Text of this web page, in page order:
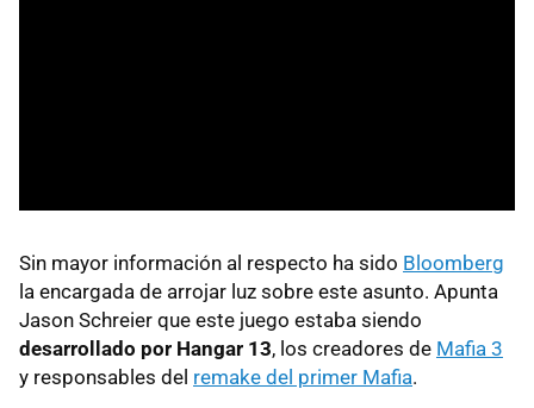
Sin mayor información al respecto ha sido Bloomberg
la encargada de arrojar luz sobre este asunto. Apunta
Jason Schreier que este juego estaba siendo
desarrollado por Hangar 13, los creadores de Mafia 3
y responsables del remake del primer Mafia.